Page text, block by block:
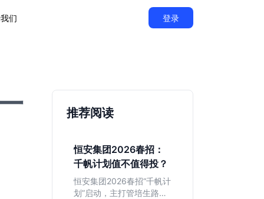
们 登录
推荐阅读
恒安集团2026春招：
千帆计划值不值得投？
恒安集团2026春招“千帆计
划”启动，主打管培生路